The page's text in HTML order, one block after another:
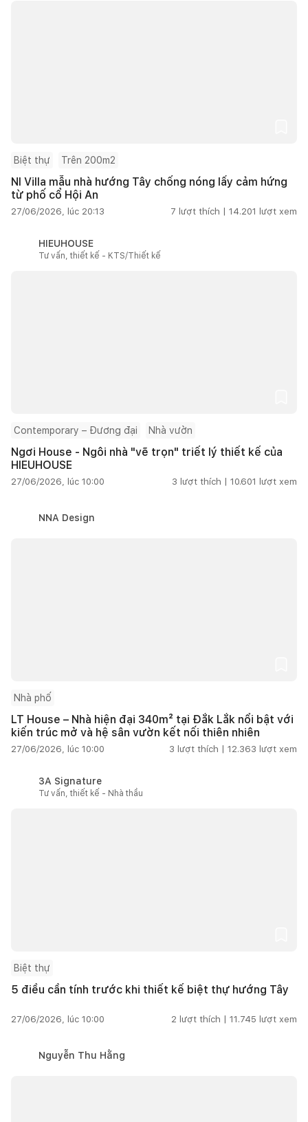
Biệt thự Trên 200m2
NI Villa mẫu nhà hướng Tây chống nóng lấy cảm hứng
từ phố cổ Hội An
27/06/2026, lúc 20:13 7 lượt thích | 14.201 lượt xem
HIEUHOUSE
Tư vấn, thiết kế - KTS/Thiết kế
Contemporary – Đương đại Nhà vườn
Ngơi House - Ngôi nhà "vẽ trọn" triết lý thiết kế của
HIEUHOUSE
27/06/2026, lúc 10:00 3 lượt thích | 10.601 lượt xem
NNA Design
Nhà phố
LT House – Nhà hiện đại 340m² tại Đắk Lắk nổi bật với
kiến trúc mở và hệ sân vườn kết nối thiên nhiên
27/06/2026, lúc 10:00 3 lượt thích | 12.363 lượt xem
3A Signature
Tư vấn, thiết kế - Nhà thầu
Biệt thự
5 điều cần tính trước khi thiết kế biệt thự hướng Tây
27/06/2026, lúc 10:00 2 lượt thích | 11.745 lượt xem
Nguyễn Thu Hằng